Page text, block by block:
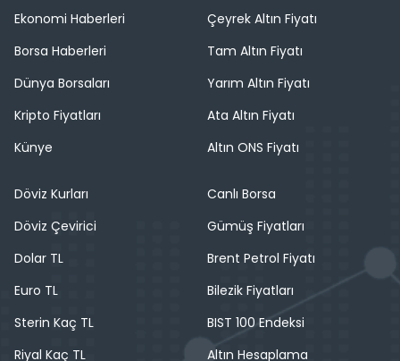
Ekonomi Haberleri
Borsa Haberleri
Dünya Borsaları
Kripto Fiyatları
Künye
Çeyrek Altın Fiyatı
Tam Altın Fiyatı
Yarım Altın Fiyatı
Ata Altın Fiyatı
Altın ONS Fiyatı
Döviz Kurları
Döviz Çevirici
Dolar TL
Euro TL
Sterin Kaç TL
Riyal Kaç TL
Canlı Borsa
Gümüş Fiyatları
Brent Petrol Fiyatı
Bilezik Fiyatları
BIST 100 Endeksi
Altın Hesaplama